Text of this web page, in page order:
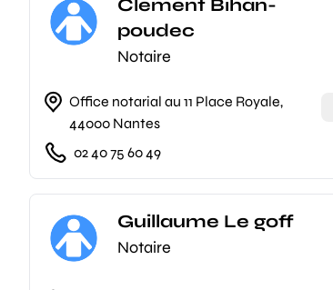
Clément Bihan-
poudec
Notaire
Office notarial au 11 Place Royale,
44000 Nantes
02 40 75 60 49
Guillaume Le goff
Notaire